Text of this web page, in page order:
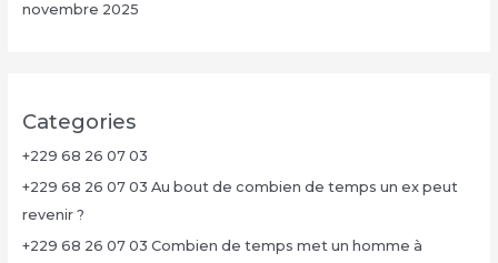
novembre 2025
Categories
+229 68 26 07 03
+229 68 26 07 03 Au bout de combien de temps un ex peut
revenir ?
+229 68 26 07 03 Combien de temps met un homme à